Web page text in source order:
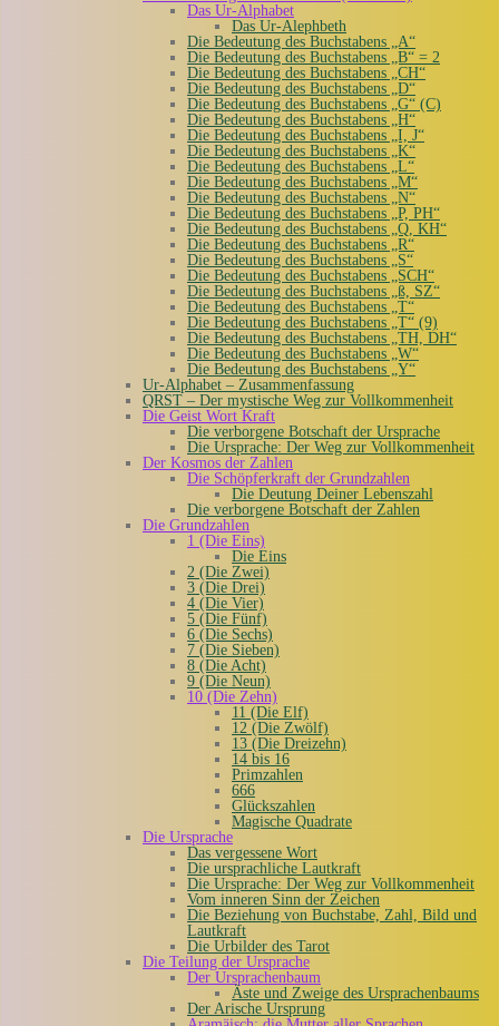
Das Ur-Alphabet
Das Ur-Alephbeth
Die Bedeutung des Buchstabens „A“
Die Bedeutung des Buchstabens „B“ = 2
Die Bedeutung des Buchstabens „CH“
Die Bedeutung des Buchstabens „D“
Die Bedeutung des Buchstabens „G“ (C)
Die Bedeutung des Buchstabens „H“
Die Bedeutung des Buchstabens „I, J“
Die Bedeutung des Buchstabens „K“
Die Bedeutung des Buchstabens „L“
Die Bedeutung des Buchstabens „M“
Die Bedeutung des Buchstabens „N“
Die Bedeutung des Buchstabens „P, PH“
Die Bedeutung des Buchstabens „Q, KH“
Die Bedeutung des Buchstabens „R“
Die Bedeutung des Buchstabens „S“
Die Bedeutung des Buchstabens „SCH“
Die Bedeutung des Buchstabens „ß, SZ“
Die Bedeutung des Buchstabens „T“
Die Bedeutung des Buchstabens „T“ (9)
Die Bedeutung des Buchstabens „TH, DH“
Die Bedeutung des Buchstabens „W“
Die Bedeutung des Buchstabens „Y“
Ur-Alphabet – Zusammenfassung
QRST – Der mystische Weg zur Vollkommenheit
Die Geist Wort Kraft
Die verborgene Botschaft der Ursprache
Die Ursprache: Der Weg zur Vollkommenheit
Der Kosmos der Zahlen
Die Schöpferkraft der Grundzahlen
Die Deutung Deiner Lebenszahl
Die verborgene Botschaft der Zahlen
Die Grundzahlen
1 (Die Eins)
Die Eins
2 (Die Zwei)
3 (Die Drei)
4 (Die Vier)
5 (Die Fünf)
6 (Die Sechs)
7 (Die Sieben)
8 (Die Acht)
9 (Die Neun)
10 (Die Zehn)
11 (Die Elf)
12 (Die Zwölf)
13 (Die Dreizehn)
14 bis 16
Primzahlen
666
Glückszahlen
Magische Quadrate
Die Ursprache
Das vergessene Wort
Die ursprachliche Lautkraft
Die Ursprache: Der Weg zur Vollkommenheit
Vom inneren Sinn der Zeichen
Die Beziehung von Buchstabe, Zahl, Bild und
Lautkraft
Die Urbilder des Tarot
Die Teilung der Ursprache
Der Ursprachenbaum
Äste und Zweige des Ursprachenbaums
Der Arische Ursprung